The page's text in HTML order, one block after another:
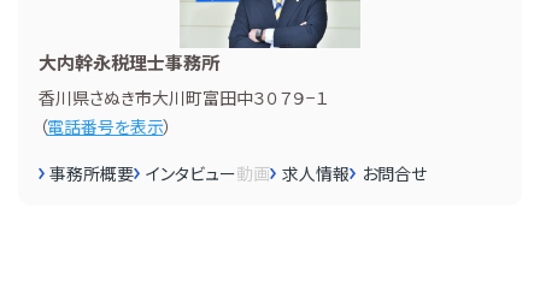
大内幹永税理士事務所
香川県さぬき市大川町富田中３０７９−１
（電話番号を表示）
事務所概要 インタビュー動画 求人情報 お問合せ